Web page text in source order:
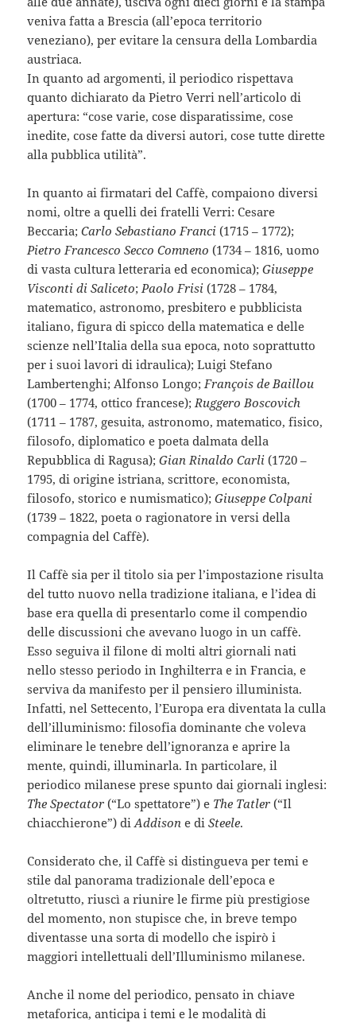
veniva fatta a Brescia (all’epoca territorio
veneziano), per evitare la censura della Lombardia
austriaca.
In quanto ad argomenti, il periodico rispettava
quanto dichiarato da Pietro Verri nell’articolo di
apertura: “cose varie, cose disparatissime, cose
inedite, cose fatte da diversi autori, cose tutte dirette
alla pubblica utilità”.
In quanto ai firmatari del Caffè, compaiono diversi
nomi, oltre a quelli dei fratelli Verri: Cesare
Beccaria;Carlo Sebastiano Franci (1715 – 1772);
Pietro Francesco Secco Comneno (1734 – 1816, uomo
di vasta cultura letteraria ed economica);Giuseppe
Visconti di Saliceto; Paolo Frisi (1728 – 1784,
matematico, astronomo, presbitero e pubblicista
italiano, figura di spicco della matematica e delle
scienze nell’Italia della sua epoca, noto soprattutto
per i suoi lavori di idraulica); Luigi Stefano
Lambertenghi; Alfonso Longo; François de Baillou
(1700 – 1774, ottico francese); Ruggero Boscovich
(1711 – 1787, gesuita, astronomo, matematico, fisico,
filosofo, diplomatico e poeta dalmata della
Repubblica di Ragusa);Gian Rinaldo Carli (1720 –
1795, di origine istriana, scrittore, economista,
filosofo, storico e numismatico);Giuseppe Colpani
(1739 – 1822, poeta o ragionatore in versi della
compagnia del Caffè).
Il Caffè sia per il titolo sia per l’impostazione risulta
del tutto nuovo nella tradizione italiana, e l’idea di
base era quella di presentarlo come il compendio
delle discussioni che avevano luogo in un caffè.
Esso seguiva il filone di molti altri giornali nati
nello stesso periodo in Inghilterra e in Francia, e
serviva da manifesto per il pensiero illuminista.
Infatti, nel Settecento, l’Europa era diventata la culla
dell’illuminismo: filosofia dominante che voleva
eliminare le tenebre dell’ignoranza e aprire la
mente, quindi, illuminarla. In particolare, il
periodico milanese prese spunto dai giornali inglesi:
The Spectator (“Lo spettatore”) e The Tatler (“Il
chiacchierone”) diAddisone diSteele.
Considerato che, il Caffè si distingueva per temi e
stile dal panorama tradizionale dell’epoca e
oltretutto, riuscì a riunire le firme più prestigiose
del momento, non stupisce che, in breve tempo
diventasse una sorta di modello che ispirò i
maggiori intellettuali dell’Illuminismo milanese.
Anche il nome del periodico, pensato in chiave
metaforica, anticipa i temi e le modalità di